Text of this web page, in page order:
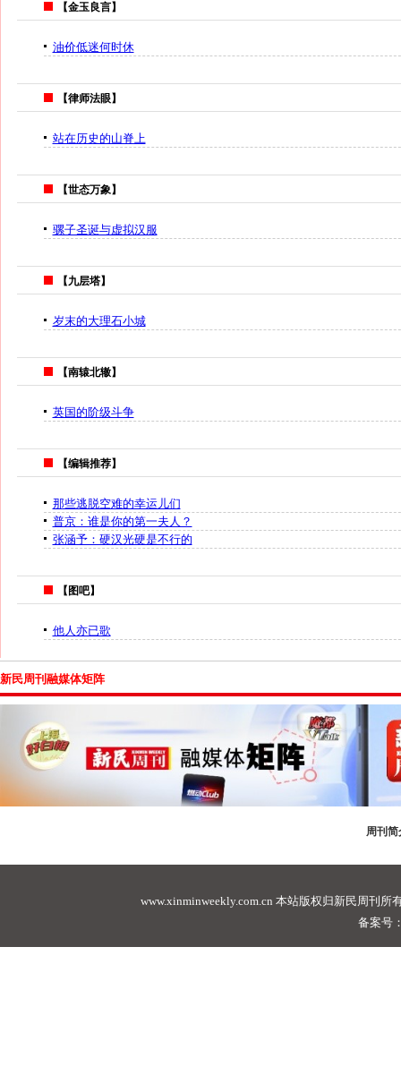
【金玉良言】
油价低迷何时休
【律师法眼】
站在历史的山脊上
【世态万象】
骡子圣诞与虚拟汉服
【九层塔】
岁末的大理石小城
【南辕北辙】
英国的阶级斗争
【编辑推荐】
那些逃脱空难的幸运儿们
普京：谁是你的第一夫人？
张涵予：硬汉光硬是不行的
【图吧】
他人亦已歌
新民周刊融媒体矩阵
周刊简
www.xinminweekly.com.cn 本站版权归新民周刊所
备案号